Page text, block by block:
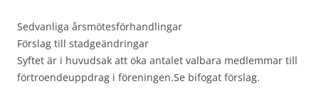
Sedvanliga årsmötesförhandlingar
Förslag till stadgeändringar
Syftet är i huvudsak att öka antalet valbara medlemmar till
förtroendeuppdrag i föreningen.Se bifogat förslag.